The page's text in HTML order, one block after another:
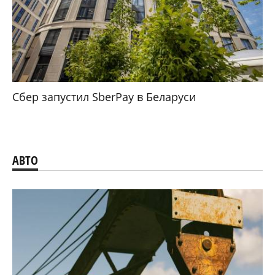
Сбер запустил SberPay в Беларуси
АВТО